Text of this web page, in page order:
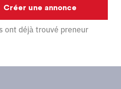
Créer une annonce
ont déjà trouvé preneur